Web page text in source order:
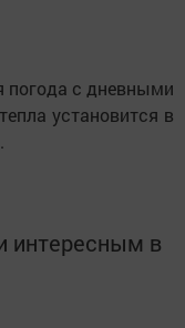
погода с дневными
установится в
интересным в